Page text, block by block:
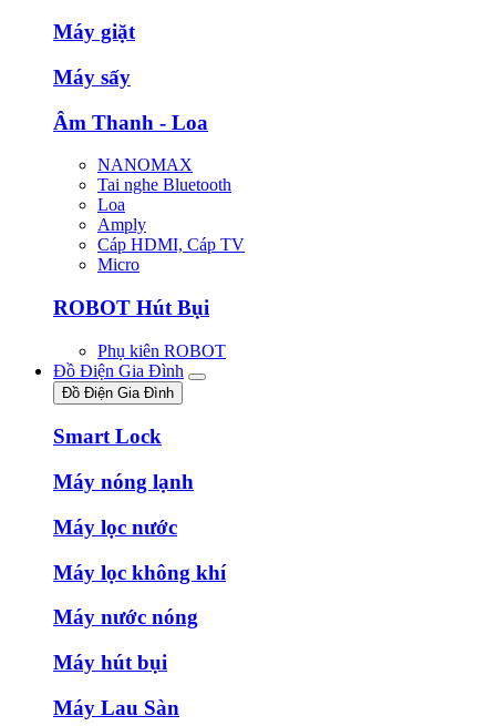
Máy giặt
Máy sấy
Âm Thanh - Loa
NANOMAX
Tai nghe Bluetooth
Loa
Amply
Cáp HDMI, Cáp TV
Micro
ROBOT Hút Bụi
Phụ kiên ROBOT
Đồ Điện Gia Đình
Đồ Điện Gia Đình
Smart Lock
Máy nóng lạnh
Máy lọc nước
Máy lọc không khí
Máy nước nóng
Máy hút bụi
Máy Lau Sàn